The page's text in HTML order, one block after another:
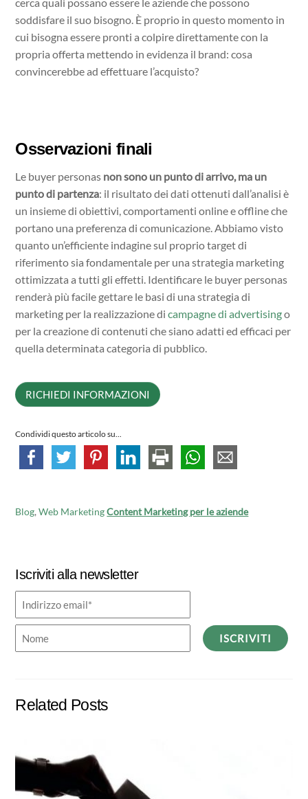
Blog,Web Marketing Content Marketing per le aziende
soddisfare il suo bisogno. È proprio in questo momento in
cui bisogna essere pronti a colpire direttamente con la
propria offerta mettendo in evidenza il brand: cosa
convincerebbe ad effettuare l’acquisto?
Osservazioni finali
Le buyer personas non sono un punto di arrivo, ma un
punto di partenza: il risultato dei dati ottenuti dall’analisi è
un insieme di obiettivi, comportamenti online e offline che
portano una preferenza di comunicazione. Abbiamo visto
quanto un’efficiente indagine sul proprio target di
riferimento sia fondamentale per una strategia marketing
ottimizzata a tutti gli effetti. Identificare le buyer personas
renderà più facile gettare le basi di una strategia di
marketing per la realizzazione dicampagne di advertisingo
per la creazione di contenuti che siano adatti ed efficaci per
quella determinata categoria di pubblico.
RICHIEDI INFORMAZIONI
Condividi questo articolo su...
Iscriviti alla newsletter
ISCRIVITI
Related Posts